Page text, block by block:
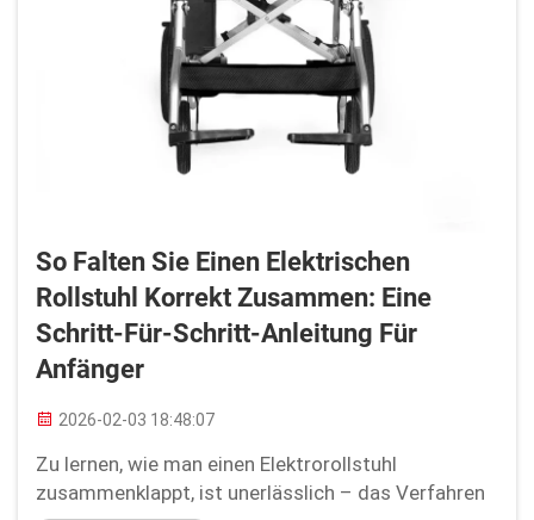
So Falten Sie Einen Elektrischen
Rollstuhl Korrekt Zusammen: Eine
Schritt-Für-Schritt-Anleitung Für
Anfänger
2026-02-03 18:48:07
Zu lernen, wie man einen Elektrorollstuhl
zusammenklappt, ist unerlässlich – das Verfahren